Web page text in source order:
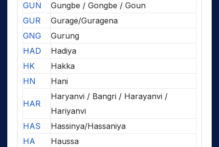
GUN
Gungbe / Gongbe / Goun
GUR
Gurage/Guragena
GNG
Gurung
HAD
Hadiya
HK
Hakka
HN
Hani
HAR
Haryanvi / Bangri / Harayanvi /
Hariyanvi
HAS
Hassinya/Hassaniya
HA
Haussa